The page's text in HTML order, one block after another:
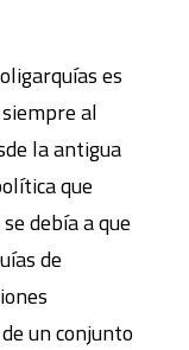
es
al
la antigua
que
debía a que
de
un conjunto